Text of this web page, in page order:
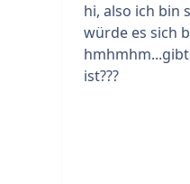
hi, also ich bin
würde es sich
ist???